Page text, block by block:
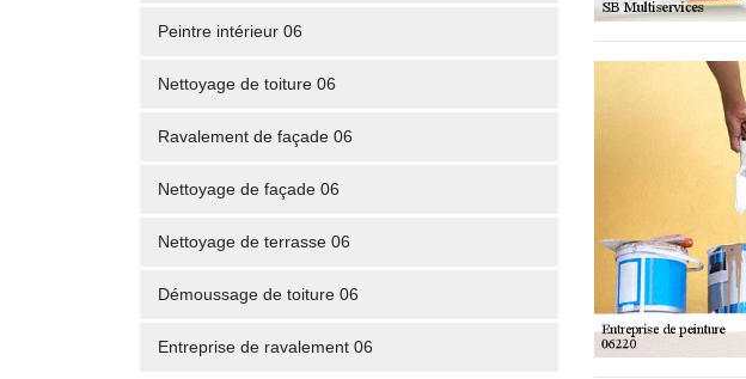
Peintre intérieur 06
Nettoyage de toiture 06
Ravalement de façade 06
Nettoyage de façade 06
Nettoyage de terrasse 06
Démoussage de toiture 06
Entreprise de ravalement 06